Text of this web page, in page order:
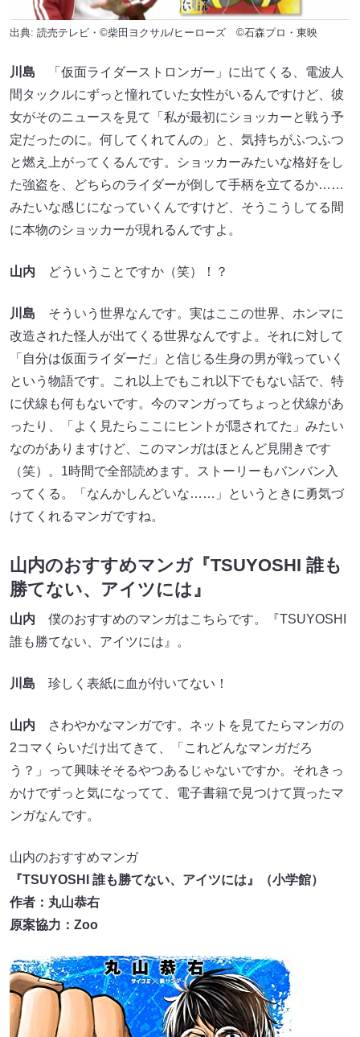
出典: 読売テレビ・©︎柴田ヨクサル/ヒーローズ ©︎石森プロ・東映
川島 「仮面ライダーストロンガー」に出てくる、電波人
間タックルにずっと憧れていた女性がいるんですけど、彼
女がそのニュースを見て「私が最初にショッカーと戦う予
定だったのに。何してくれてんの」と、気持ちがふつふつ
と燃え上がってくるんです。ショッカーみたいな格好をし
た強盗を、どちらのライダーが倒して手柄を立てるか……
みたいな感じになっていくんですけど、そうこうしてる間
に本物のショッカーが現れるんですよ。
山内 どういうことですか（笑）！？
川島 そういう世界なんです。実はここの世界、ホンマに
改造された怪人が出てくる世界なんですよ。それに対して
「自分は仮面ライダーだ」と信じる生身の男が戦っていく
という物語です。これ以上でもこれ以下でもない話で、特
に伏線も何もないです。今のマンガってちょっと伏線があ
ったり、「よく見たらここにヒントが隠されてた」みたい
なのがありますけど、このマンガはほとんど見開きです
（笑）。1時間で全部読めます。ストーリーもバンバン入
ってくる。「なんかしんどいな……」というときに勇気づ
けてくれるマンガですね。
山内のおすすめマンガ『TSUYOSHI 誰も
勝てない、アイツには』
山内 僕のおすすめのマンガはこちらです。『TSUYOSHI
誰も勝てない、アイツには』。
川島 珍しく表紙に血が付いてない！
山内 さわやかなマンガです。ネットを見てたらマンガの
2コマくらいだけ出てきて、「これどんなマンガだろ
う？」って興味そそるやつあるじゃないですか。それきっ
かけでずっと気になってて、電子書籍で見つけて買ったマ
ンガなんです。
山内のおすすめマンガ
『TSUYOSHI 誰も勝てない、アイツには』（小学館）
作者：丸山恭右
原案協力：Zoo